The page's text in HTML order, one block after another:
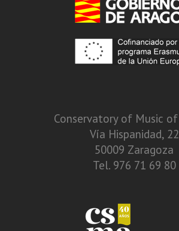
Conservatory of Music
Vía Hispanidad, 22
50009 Zaragoza
Tel. 976 71 69 80